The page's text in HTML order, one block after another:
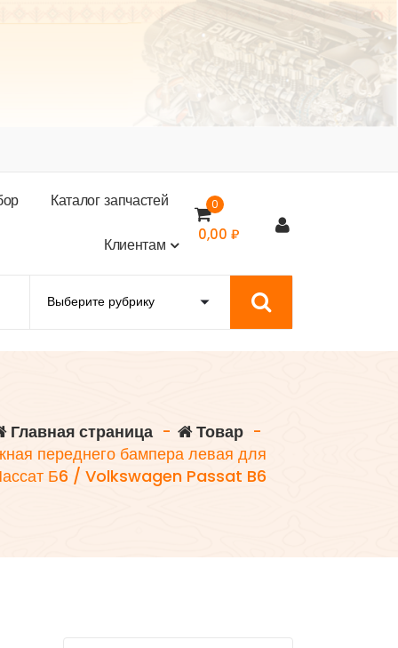
ор Каталогзапчастей
Клиентам
0
0,00 ₽
Главная страница - Товар -
переднего бампера левая для
Б6 / Volkswagen Passat B6